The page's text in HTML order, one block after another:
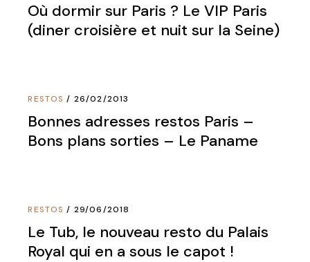
Où dormir sur Paris ? Le VIP Paris
(diner croisière et nuit sur la Seine)
RESTOS 26/02/2013
Bonnes adresses restos Paris –
Bons plans sorties – Le Paname
RESTOS 29/06/2018
Le Tub, le nouveau resto du Palais
Royal qui en a sous le capot !